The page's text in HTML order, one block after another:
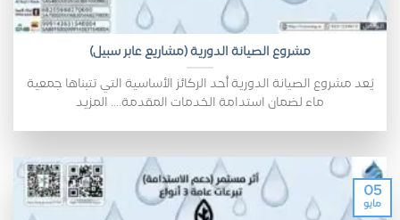
مشروع الصيانة الدورية (مشاريع عابر سبيل)
يُعد مشروع الصيانة الدورية أحد الركائز الأساسية التي تتبناها جمعية
ماء لضمان استدامة الخدمات المقدمة.... المزيد
05
مايو